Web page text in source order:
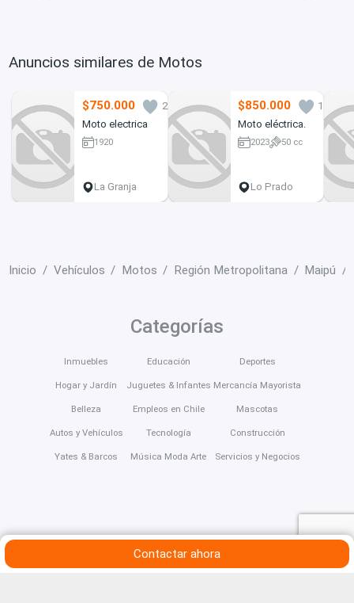
Anuncios similares de Motos
$750.000
2
Moto electrica
1920
La Granja
$850.000
1
Moto eléctrica.
2023 50 cc
Lo Prado
Inicio Vehículos Motos Región Metropolitana Maipú
Contactar ahora
Categorías
Inmuebles
Hogar y Jardín
Belleza
Autos y Vehículos
Yates & Barcos
Educación
Juguetes & Infantes
Empleos en Chile
Tecnología
Música Moda Arte
Deportes
Mercancía Mayorista
Mascotas
Construcción
Servicios y Negocios